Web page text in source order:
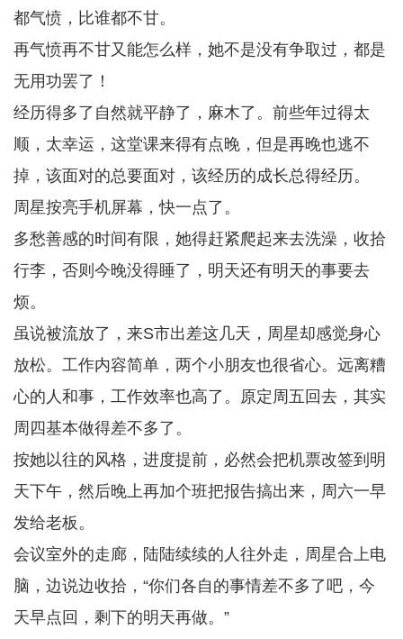
都气愤，比谁都不甘。
再气愤再不甘又能怎么样，她不是没有争取过，都是
无用功罢了！
经历得多了自然就平静了，麻木了。前些年过得太
顺，太幸运，这堂课来得有点晚，但是再晚也逃不
掉，该面对的总要面对，该经历的成长总得经历。
周星按亮手机屏幕，快一点了。
多愁善感的时间有限，她得赶紧爬起来去洗澡，收拾
行李，否则今晚没得睡了，明天还有明天的事要去
烦。
虽说被流放了，来S市出差这几天，周星却感觉身心
放松。工作内容简单，两个小朋友也很省心。远离糟
心的人和事，工作效率也高了。原定周五回去，其实
周四基本做得差不多了。
按她以往的风格，进度提前，必然会把机票改签到明
天下午，然后晚上再加个班把报告搞出来，周六一早
发给老板。
会议室外的走廊，陆陆续续的人往外走，周星合上电
脑，边说边收拾，“你们各自的事情差不多了吧，今
天早点回，剩下的明天再做。”